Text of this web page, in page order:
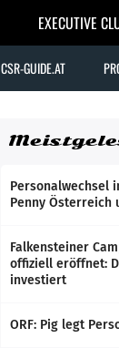
EXECUTIVE
CSR-GUIDE.AT
Personalwechsel
Penny Österreich
Falkensteiner
offiziell eröffnet:
investiert
ORF: Pig legt